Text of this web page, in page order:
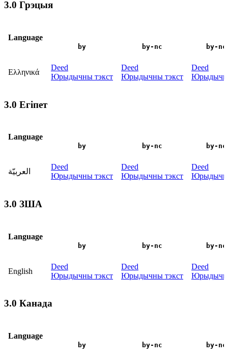
3.0 Грэцыя
Language
by by-nc by-
Ελληνικά
Deed
Юрыдычны тэкст
Deed
Юрыдычны тэкст
Deed
3.0 Егіпет
Language
by by-nc by-
العربيّة
Deed
Юрыдычны тэкст
Deed
Юрыдычны тэкст
Deed
3.0 ЗША
Language
by by-nc by-
English
Deed
Юрыдычны тэкст
Deed
Юрыдычны тэкст
Deed
3.0 Канада
Language
by by-nc by-